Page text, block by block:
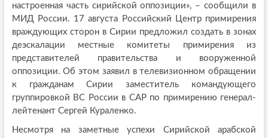
настроенная часть сирийской оппозиции», – сообщили в
МИД России. 17 августа Российский Центр примирения
враждующих сторон в Сирии предложил создать в зонах
деэскалации местные комитеты примирения из
представителей правительства и вооруженной
оппозиции. Об этом заявил в телевизионном обращении
к гражданам Сирии заместитель командующего
группировкой ВС России в САР по примирению генерал-
лейтенант Сергей Кураленко.
Несмотря на заметные успехи Сирийской арабской